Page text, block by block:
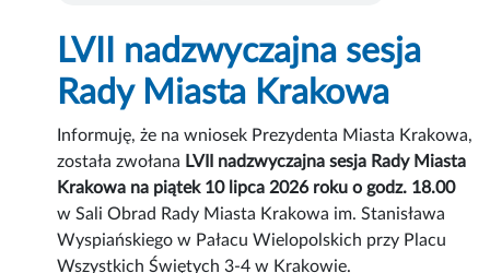
LVII nadzwyczajna sesja
Rady Miasta Krakowa
Informuję, że na wniosek Prezydenta Miasta Krakowa,
została zwołana LVII nadzwyczajna sesja Rady Miasta
Krakowa na piątek 10 lipca 2026 roku o godz. 18.00
w Sali Obrad Rady Miasta Krakowa im. Stanisława
Wyspiańskiego w Pałacu Wielopolskich przy Placu
Wszystkich Świętych 3-4 w Krakowie.